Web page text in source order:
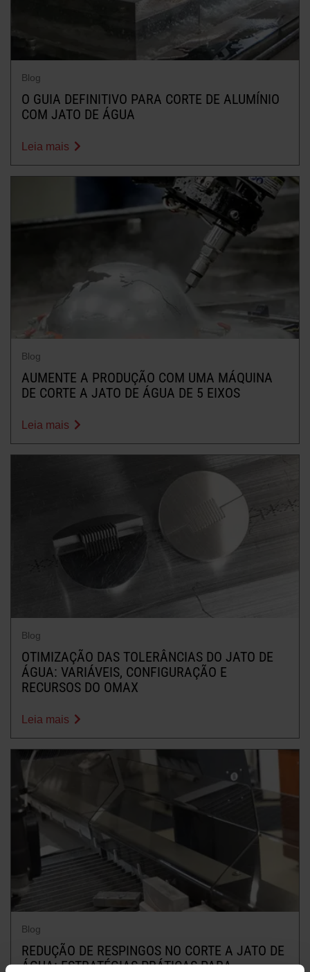
Blog
O GUIA DEFINITIVO PARA CORTE DE ALUMÍNIO
COM JATO DE ÁGUA
Leia mais
Blog
AUMENTE A PRODUÇÃO COM UMA MÁQUINA
DE CORTE A JATO DE ÁGUA DE 5 EIXOS
Leia mais
Blog
OTIMIZAÇÃO DAS TOLERÂNCIAS DO JATO DE
ÁGUA: VARIÁVEIS, CONFIGURAÇÃO E
RECURSOS DO OMAX
Leia mais
Blog
REDUÇÃO DE RESPINGOS NO CORTE A JATO DE
ÁGUA: ESTRATÉGIAS PRÁTICAS PARA